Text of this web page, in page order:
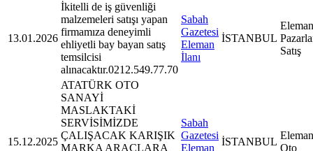
13.01.2026
İkitelli de iş güvenliği
malzemeleri satışı yapan
firmamıza deneyimli
ehliyetli bay bayan satış
temsilcisi
alınacaktır.0212.549.77.70
Sabah
Gazetesi
Eleman
İlanı
İSTANBUL
Satış
15.12.2025
ATATÜRK OTO
SANAYİ
MASLAKTAKİ
SERVİSİMİZDE
ÇALIŞACAK KARIŞIK
MARKA ARAÇLARA
Sabah
Gazetesi
Eleman
İSTANBUL
Oto